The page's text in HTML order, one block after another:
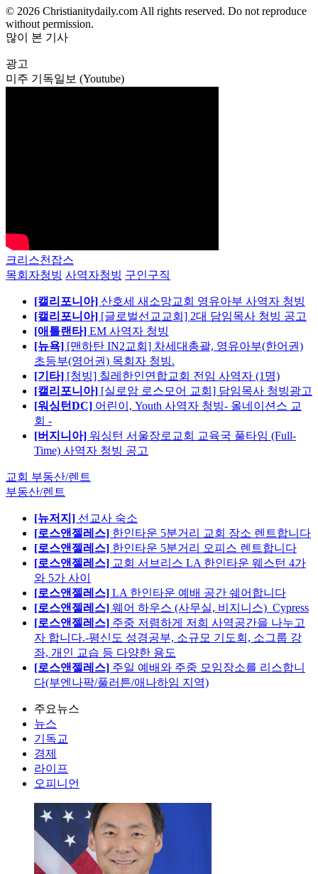
© 2026 Christianitydaily.com All rights reserved. Do not reproduce
without permission.
많이 본 기사
광고
미주 기독일보 (Youtube)
크리스천잡스
목회자청빙 사역자청빙 구인구직
[캘리포니아] 산호세 새소망교회 영유아부 사역자 청빙
[캘리포니아] [글로벌선교교회] 2대 담임목사 청빙 공고
[애틀랜타] EM 사역자 청빙
[뉴욕] [맨하탄 IN2교회] 차세대총괄, 영유아부(한어권)
초등부(영어권) 목회자 청빙.
[기타] [청빙] 칠레한인연합교회 전임 사역자 (1명)
[캘리포니아] [실로암 로스모어 교회] 담임목사 청빙광고
[워싱턴DC] 어린이, Youth 사역자 청빙- 올네이션스 교
회 -
[버지니아] 워싱턴 서울장로교회 교육국 풀타임 (Full-
Time) 사역자 청빙 공고
교회 부동산/렌트
부동산/렌트
[뉴저지] 선교사 숙소
[로스앤젤레스] 한인타운 5분거리 교회 장소 렌트합니다
[로스앤젤레스] 한인타운 5분거리 오피스 렌트합니다
[로스앤젤레스] 교회 서브리스 LA 한인타운 웨스턴 4가
와 5가 사이
[로스앤젤레스] LA 한인타운 예배 공간 쉐어합니다
[로스앤젤레스] 웨어 하우스 (사무실, 비지니스)_Cypress
[로스앤젤레스] 주중 저렴하게 저희 사역공간을 나누고
자 합니다.-평신도 성경공부, 소규모 기도회, 소그룹 강
좌, 개인 교습 등 다양한 용도
[로스앤젤레스] 주일 예배와 주중 모임장소를 리스합니
다(부엔나팍/풀러튼/애나하임 지역)
주요뉴스
뉴스
기독교
경제
라이프
오피니언